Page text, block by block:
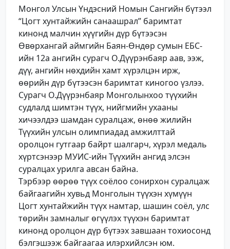
Монгол Улсын Үндэсний Номын Сангийн бүтээл
“Цогт хунтайжийн санаашрал” баримтат
кинонд малчин хүүгийн дүр бүтээсэн
Өвөрхангай аймгийн Баян-Өндөр сумын ЕБС-
ийн 12а ангийн сурагч О.Дүүрэнбаяр аав, ээж,
дүү, ангийн нөхдийн хамт хүрэлцэн ирж,
өөрийн дүр бүтээсэн баримтат киногоо үзлээ.
Сурагч О.Дүүрэнбаяр Монголынхоо түүхийн
судлалд шимтэн түүх, нийгмийн ухааны
хичээлдээ шамдан суралцаж, өнөө жилийн
Түүхийн улсын олимпиадад амжилттай
оролцон гутгаар байрт шалгарч, хүрэл медаль
хүртсэнээр МУИС-ийн Түүхийн ангид элсэн
суралцах урилга авсан байна.
Тэрбээр өөрөө түүх соёлоо сонирхон суралцаж
байгаагийн хувьд Монголын түүхэн хүмүүн
Цогт хунтайжийн түүх намтар, шашин соёл, улс
төрийн замналыг өгүүлэх түүхэн баримтат
кинонд оролцон дүр бүтээх завшаан тохиосонд
бэлгэшээж байгаагаа илэрхийлсэн юм.